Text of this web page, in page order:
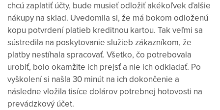
chcú zaplatiť účty, bude musieť odložiť akékoľvek ďalšie
nákupy na sklad. Uvedomila si, že má bokom odloženú
kopu potvrdení platieb kreditnou kartou. Tak veľmi sa
sústredila na poskytovanie služieb zákazníkom, že
platby nestíhala spracovať. Všetko, čo potrebovala
urobiť, bolo okamžite ich prejsť a nie ich odkladať. Po
vyškolení si našla 30 minút na ich dokončenie a
následne vložila tisíce dolárov potrebnej hotovosti na
prevádzkový účet.